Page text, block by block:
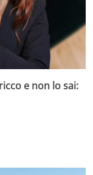
e non lo sai: